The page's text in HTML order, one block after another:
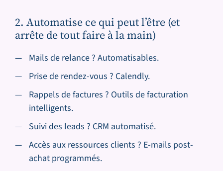
2. Automatise ce qui peut l’être (et
arrête de tout faire à la main)
Mails de relance ? Automatisables.
Prise de rendez-vous ? Calendly.
Rappels de factures ? Outils de facturation
intelligents.
Suivi des leads ? CRM automatisé.
Accès aux ressources clients ? E-mails post-
achat programmés.